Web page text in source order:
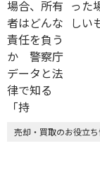
った
しい
売却・買取のお役立